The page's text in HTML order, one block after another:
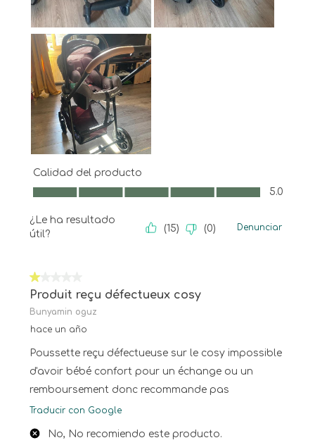
Calidad del producto
Calidad del producto, 5.0 de 5
5.0
¿Le ha resultado
útil?
(15) (0) Denunciar
1 de 5 estrellas.
Produit reçu défectueux cosy
Bunyamin oguz
hace un año
Poussette reçu défectueuse sur le cosy impossible
d'avoir bébé confort pour un échange ou un
remboursement donc recommande pas
Traducir con Google
No, No recomiendo este producto.